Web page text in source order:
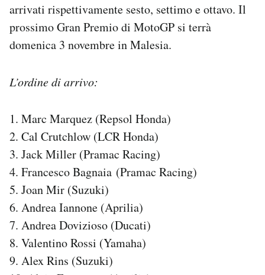
arrivati rispettivamente sesto, settimo e ottavo. Il
prossimo Gran Premio di MotoGP si terrà
domenica 3 novembre in Malesia.
L’ordine di arrivo:
1. Marc Marquez (Repsol Honda)
2. Cal Crutchlow (LCR Honda)
3. Jack Miller (Pramac Racing)
4. Francesco Bagnaia (Pramac Racing)
5. Joan Mir (Suzuki)
6. Andrea Iannone (Aprilia)
7. Andrea Dovizioso (Ducati)
8. Valentino Rossi (Yamaha)
9. Alex Rins (Suzuki)